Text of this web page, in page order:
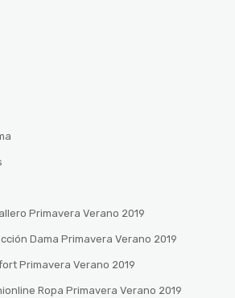
Primavera Verano 2019
Dama Primavera Verano 2019
Primavera Verano 2019
Ropa Primavera Verano 2019